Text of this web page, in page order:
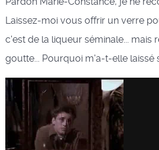
Laissez-moi vous offrir un verre
c'est de la liqueur séminale... mais
goutte... Pourquoi m'a-t-elle laissé